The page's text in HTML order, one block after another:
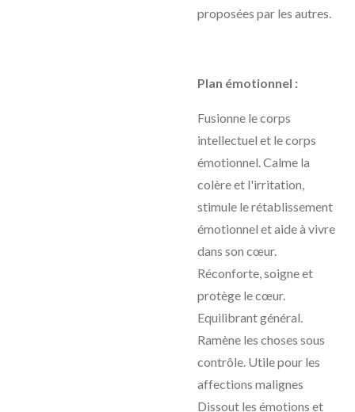
proposées par les autres.
Plan émotionnel :
Fusionne le corps
intellectuel et le corps
émotionnel. Calme la
colère et l'irritation,
stimule le rétablissement
émotionnel et aide à vivre
dans son cœur.
Réconforte, soigne et
protège le cœur.
Equilibrant général.
Ramène les choses sous
contrôle. Utile pour les
affections malignes
Dissout les émotions et